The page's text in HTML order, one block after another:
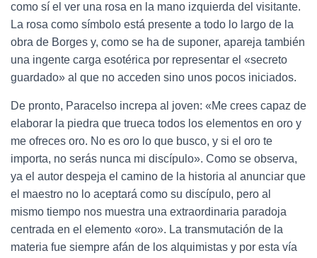
como sí el ver una rosa en la mano izquierda del visitante.
La rosa como símbolo está presente a todo lo largo de la
obra de Borges y, como se ha de suponer, apareja también
una ingente carga esotérica por representar el «secreto
guardado» al que no acceden sino unos pocos iniciados.
De pronto, Paracelso increpa al joven: «Me crees capaz de
elaborar la piedra que trueca todos los elementos en oro y
me ofreces oro. No es oro lo que busco, y si el oro te
importa, no serás nunca mi discípulo». Como se observa,
ya el autor despeja el camino de la historia al anunciar que
el maestro no lo aceptará como su discípulo, pero al
mismo tiempo nos muestra una extraordinaria paradoja
centrada en el elemento «oro». La transmutación de la
materia fue siempre afán de los alquimistas y por esta vía